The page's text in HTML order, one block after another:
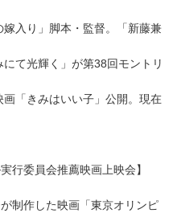
」脚本・監督。「新藤兼
輝く」が第38回モントリ
みはいい子」公開。現在
員会推薦映画上映会】
した映画「東京オリンピ